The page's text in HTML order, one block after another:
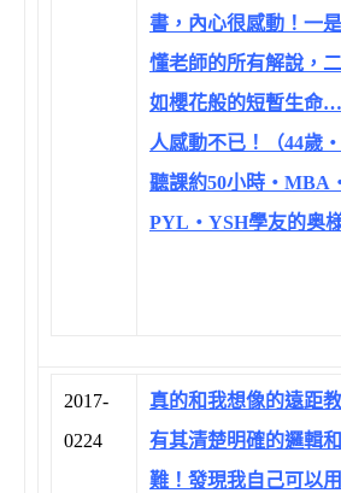
書，內心很感動！一
懂老師的所有解說，
如櫻花般的短暫生命
人感動不已！（44歲‧
聽課約50小時
PYL‧YSH學友的奥様
2017-
0224
真的和我想像的遠距
有其清楚明確的邏輯
難！發現我自己可以